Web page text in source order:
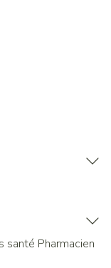
santé Pharmacien